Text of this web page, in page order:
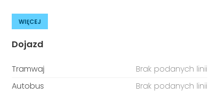
WIĘCEJ
Dojazd
Tramwaj
Brak podanych linii
Autobus
Brak podanych linii